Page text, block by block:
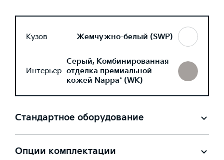
Кузов Жемчужно-белый (SWP)
Интерьер
Серый, Комбинированная
отделка премиальной
кожей Nappa* (WK)
Стандартное оборудование
Опции комплектации